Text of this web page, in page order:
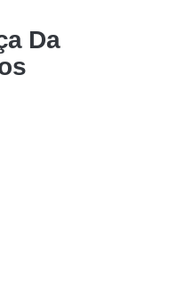
Da